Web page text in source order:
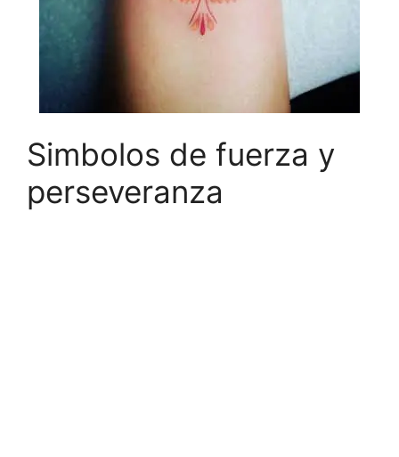
Simbolos de fuerza y
perseveranza